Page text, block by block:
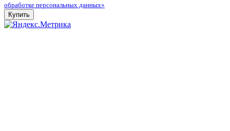
обработке персональных данных»